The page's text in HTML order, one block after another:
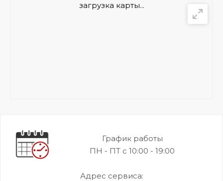
загрузка карты...
График работы
ПН - ПТ с 10:00 - 19:00
Адрес сервиса: